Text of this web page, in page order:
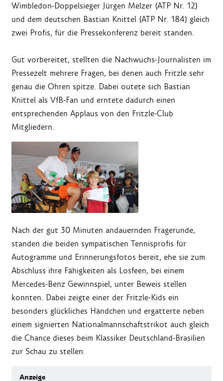
Wimbledon-Doppelsieger Jürgen Melzer (ATP Nr. 12)
und dem deutschen Bastian Knittel (ATP Nr. 184) gleich
zwei Profis, für die Pressekonferenz bereit standen.
Gut vorbereitet, stellten die Nachwuchs-Journalisten im
Pressezelt mehrere Fragen, bei denen auch Fritzle sehr
genau die Ohren spitze. Dabei outete sich Bastian
Knittel als VfB-Fan und erntete dadurch einen
entsprechenden Applaus von den Fritzle-Club
Mitgliedern.
Nach der gut 30 Minuten andauernden Fragerunde,
standen die beiden sympatischen Tennisprofis für
Autogramme und Erinnerungsfotos bereit, ehe sie zum
Abschluss ihre Fähigkeiten als Losfeen, bei einem
Mercedes-Benz Gewinnspiel, unter Beweis stellen
konnten. Dabei zeigte einer der Fritzle-Kids ein
besonders glückliches Händchen und ergatterte neben
einem signierten Nationalmannschaftstrikot auch gleich
die Chance dieses beim Klassiker Deutschland-Brasilien
zur Schau zu stellen.